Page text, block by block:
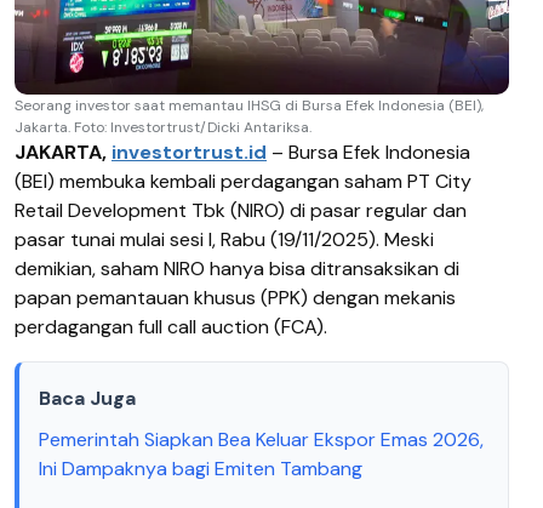
Seorang investor saat memantau IHSG di Bursa Efek Indonesia (BEI),
Jakarta. Foto: Investortrust/Dicki Antariksa.
JAKARTA, investortrust.id – Bursa Efek Indonesia
(BEI) membuka kembali perdagangan saham PT City
Retail Development Tbk (NIRO) di pasar regular dan
pasar tunai mulai sesi I, Rabu (19/11/2025). Meski
demikian, saham NIRO hanya bisa ditransaksikan di
papan pemantauan khusus (PPK) dengan mekanis
perdagangan full call auction (FCA).
Baca Juga
Pemerintah Siapkan Bea Keluar Ekspor Emas 2026,
Ini Dampaknya bagi Emiten Tambang